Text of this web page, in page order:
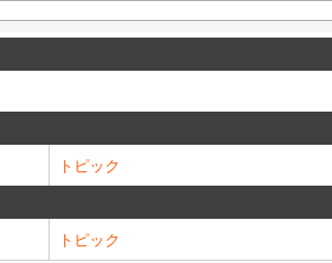
トピック
トピック